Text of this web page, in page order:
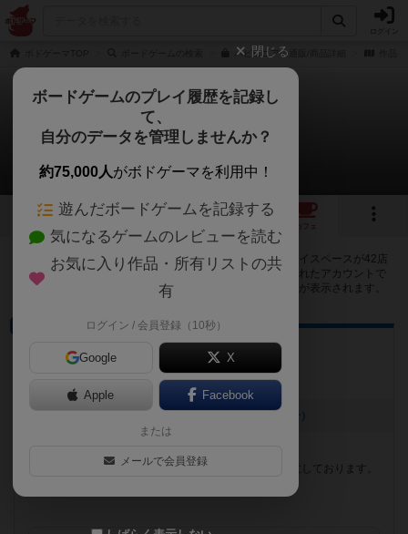
バビロニアの通販/商品詳細
バビロニア
42店のカフェ/スペースが提供中
7 10
カフェ
バビロニアで遊ぶことができるボードゲームカフェ・プレイスペースが42店
登録されています。公開プロフィールの都道府県が設定されたアカウントで
ログインすると、同じ都道府県内の店舗に絞り込むボタンが表示されます。
ボードゲームカフェ
Sonnen Spiele
愛知県名古屋市天白区八事山６４１
[NEW] 8月営業カレンダー（2026年07月17日 13時19分）
名城大学徒歩１分！！ ３０分～の料金プランをご用意しております。
閉じる
ボードゲームのプレイ履歴を記録し
て、
自分のデータを管理しませんか？
約75,000人がボドゲーマを利用中！
遊んだボードゲームを記録する
気になるゲームのレビューを読む
お気に入り作品・所有リストの共
有
ログイン / 会員登録（10秒）
Google X
Apple Facebook
または
メールで会員登録